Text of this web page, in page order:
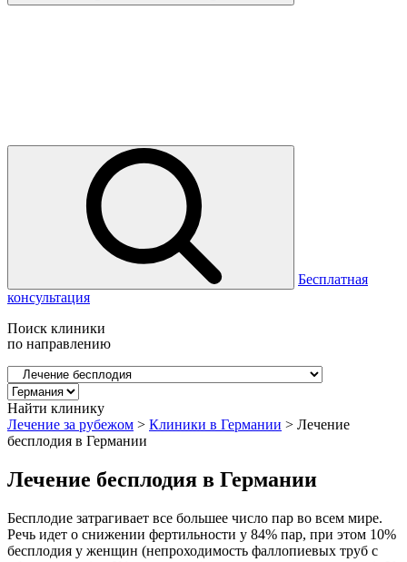
Бесплатная
консультация
Поиск клиники
по направлению
Найти клинику
Лечение за рубежом > Клиники в Германии > Лечение
бесплодия в Германии
Лечение бесплодия в Германии
Бесплодие затрагивает все большее число пар во всем мире.
Речь идет о снижении фертильности у 84% пар, при этом 10%
бесплодия у женщин (непроходимость фаллопиевых труб с